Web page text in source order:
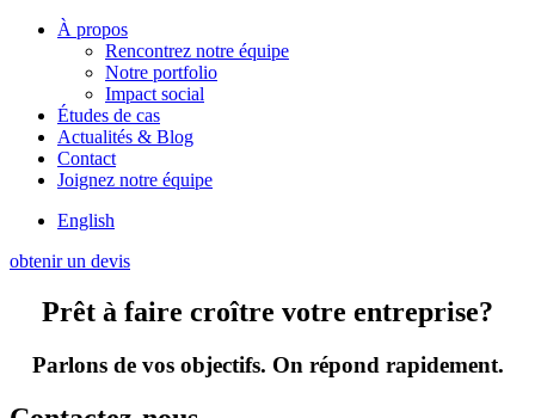
À propos
Rencontrez notre équipe
Notre portfolio
Impact social
Études de cas
Actualités & Blog
Contact
Joignez notre équipe
English
obtenir un devis
Prêt à faire croître votre entreprise?
Parlons de vos objectifs. On répond rapidement.